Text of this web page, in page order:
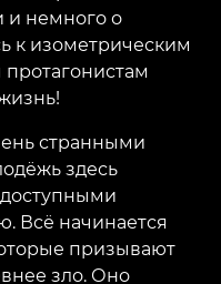
и немного о
к изометрическим
странными
здесь
Всё начинается
призывают
зло. Оно